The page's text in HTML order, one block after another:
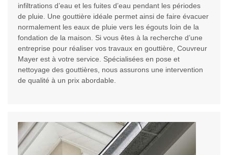
infiltrations d’eau et les fuites d’eau pendant les périodes
de pluie. Une gouttière idéale permet ainsi de faire évacuer
normalement les eaux de pluie vers les égouts loin de la
fondation de la maison. Si vous êtes à la recherche d’une
entreprise pour réaliser vos travaux en gouttière, Couvreur
Mayer est à votre service. Spécialisées en pose et
nettoyage des gouttières, nous assurons une intervention
de qualité à un prix abordable.